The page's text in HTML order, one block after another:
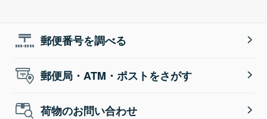
郵便番号を調べる
郵便局・ATM・ポストをさがす
荷物のお問い合わせ